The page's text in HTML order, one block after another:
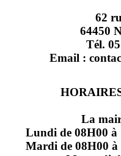
62
64450
Tél.
Email :
La
Lundi de 08H00 à
Mardi de 08H00 à